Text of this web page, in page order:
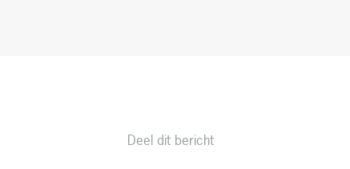
Deel dit bericht